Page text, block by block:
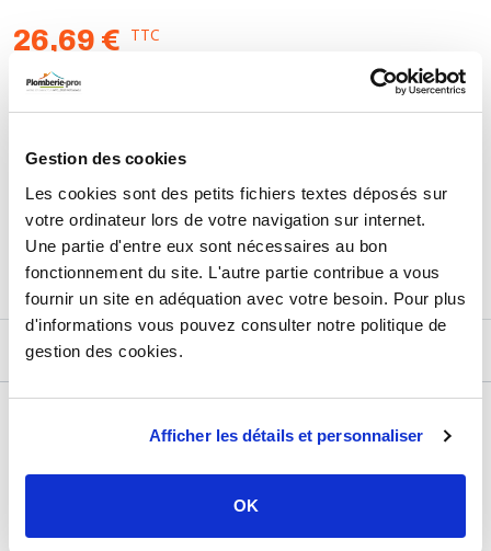
Gestion des cookies
Les cookies sont des petits fichiers textes déposés sur
votre ordinateur lors de votre navigation sur internet.
Une partie d'entre eux sont nécessaires au bon
fonctionnement du site. L'autre partie contribue a vous
fournir un site en adéquation avec votre besoin. Pour plus
d'informations vous pouvez consulter notre politique de
gestion des cookies.
Afficher les détails et personnaliser
OK
26,69 € TTC
22,24 €
Retours et échanges jusqu'à 90 jours
En savoir plus
DESCRIPTIF
Sélection P Pro
Garantie 2 ans